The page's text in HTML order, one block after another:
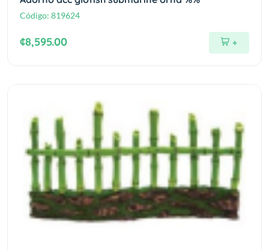
Código: 819624
¢8,595.00 +